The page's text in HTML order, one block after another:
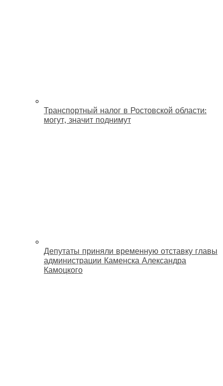
Транспортный налог в Ростовской области:
могут, значит поднимут
Депутаты приняли временную отставку главы
администрации Каменска Александра
Камоцкого